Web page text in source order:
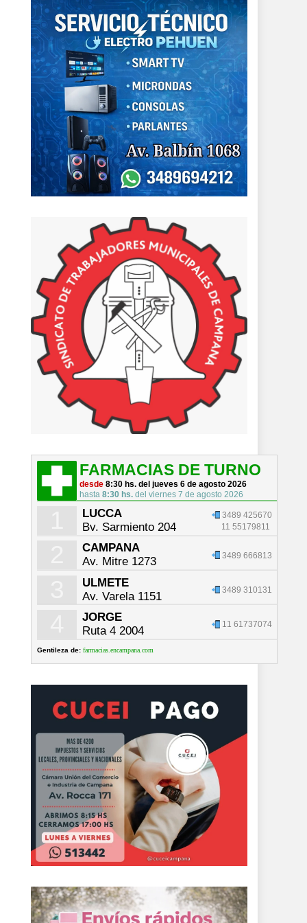
FARMACIAS DE TURNO
desde 8:30 hs. del jueves 6 de agosto 2026
hasta 8:30 hs.del viernes 7 de agosto 2026
LUCCA
Bv. Sarmiento 204
3489 425670
11 55179811
CAMPANA
Av. Mitre 1273
3489 666813
ULMETE
Av. Varela 1151
3489 310131
JORGE
Ruta 4 2004
11 61737074
Gentileza de: farmacias.encampana.com